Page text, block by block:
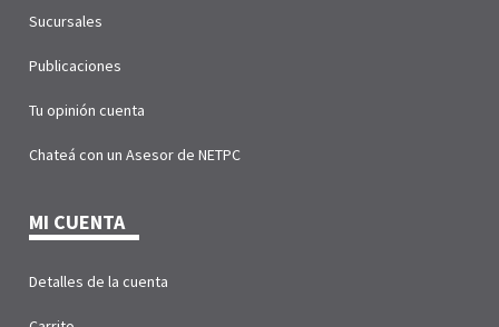
Sucursales
Publicaciones
Tu opinión cuenta
Chateá con un Asesor de NETPC
MI CUENTA
Detalles de la cuenta